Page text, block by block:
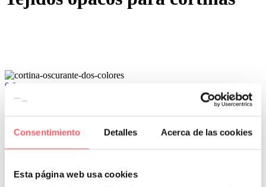
Consentimiento Detalles Acerca de las cookies
Esta página web usa cookies
0 0
Por San Mar
06 Abr:Tejidos especiales para tapar la luz solar en
una piso de Madrid
decorar pueden regular la entrada de luz solar. Puede ser el caso de